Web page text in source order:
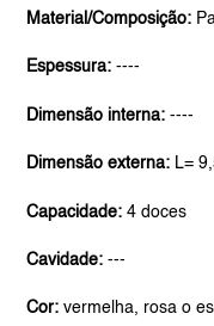
Material/Composição:
Espessura: ----
Dimensão interna: ----
Dimensão externa: L=
Capacidade: 4 doces
Cavidade: ---
Cor: vermelha, rosa o